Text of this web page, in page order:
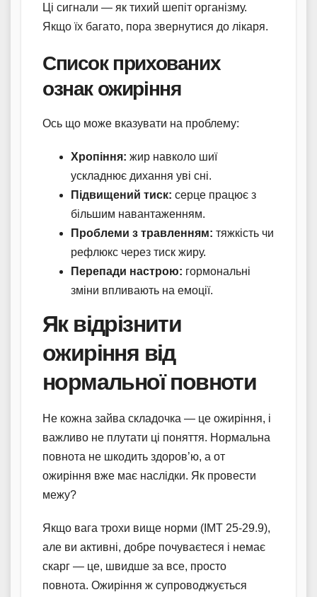
Ці сигнали — як тихий шепіт організму.
Якщо їх багато, пора звернутися до лікаря.
Список прихованих
ознак ожиріння
Ось що може вказувати на проблему:
Хропіння: жир навколо шиї
ускладнює дихання уві сні.
Підвищений тиск: серце працює з
більшим навантаженням.
Проблеми з травленням: тяжкість чи
рефлюкс через тиск жиру.
Перепади настрою: гормональні
зміни впливають на емоції.
Як відрізнити
ожиріння від
нормальної повноти
Не кожна зайва складочка — це ожиріння, і
важливо не плутати ці поняття. Нормальна
повнота не шкодить здоров’ю, а от
ожиріння вже має наслідки. Як провести
межу?
Якщо вага трохи вище норми (ІМТ 25-29.9),
але ви активні, добре почуваєтеся і немає
скарг — це, швидше за все, просто
повнота. Ожиріння ж супроводжується